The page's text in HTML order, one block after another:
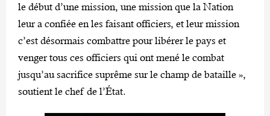
le début d’une mission, une mission que la Nation
leur a confiée en les faisant officiers, et leur mission
c’est désormais combattre pour libérer le pays et
venger tous ces officiers qui ont mené le combat
jusqu’au sacrifice suprême sur le champ de bataille »,
soutient le chef de l’État.